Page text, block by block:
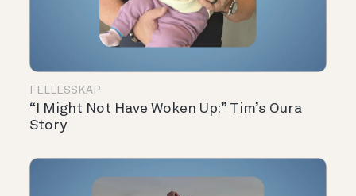
FELLESSKAP
“I Might Not Have Woken Up:” Tim’s Oura
Story